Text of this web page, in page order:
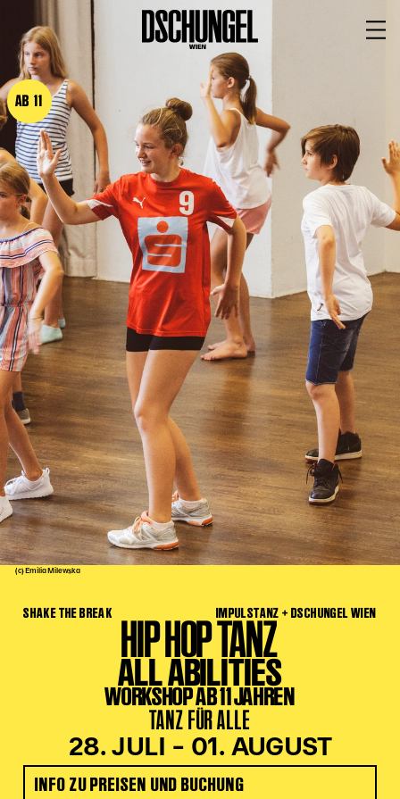
PROGRAMM
Spielplan
Vorstellungen
Festivals
Wild & Schön Festival
Gastspiele
Extras
Available for Touring
Archiv
MITSPIELEN
Macht Wahn Sinn
Kinder Kunst
Workshops
Abenteuernacht
Kinder-Redaktion
Junge Kunst
Next Generation
MAGMA 25/26
Theaterwerkstätten
PÄDAGOGIK
Kunst + Wissen
Rund um den Vorstellungsbesuch
(c) Emilia Milewska
SHAKE THE BREAK IMPULSTANZ + DSCHUNGEL WIEN
HIP HOP TANZ
ALL ABILITIES
WORKSHOP AB 11 JAHREN
TANZ FÜR ALLE
28. JULI – 01. AUGUST
INFO ZU PREISEN UND BUCHUNG
AB 11